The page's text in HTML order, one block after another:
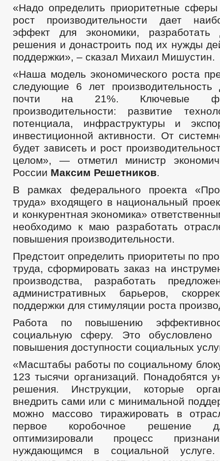
«Надо определить приоритетные
рост производительности дает
эффект для экономики,
решения и донастроить под их нужды
поддержки», – сказал Михаил Мишустин.
«Наша модель экономического роста
следующие 6 лет производительность
почти на 21%. Ключевые
производительности: развитие
потенциала, инфраструктуры и
инвестиционной активности. От
будет зависеть и рост
целом», — отметил министр
России Максим Решетников.
В рамках федерального проекта
труда» входящего в национальный
и конкурентная экономика»
необходимо к маю разработать
повышения производительности.
Предстоит определить приоритеты по
труда, сформировать заказ на
производства, разработать
административных барьеров,
поддержки для стимуляции роста
Работа по повышению
социальную сферу. Это обусловлено
повышения доступности социальных
«Масштабы работы по социальному
123 тысячи организаций. Понадобятся
решения. Инструкции, которые
внедрить сами или с минимальной
можно массово тиражировать в
первое коробочное решение
оптимизировали процесс
нуждающимся в социальной услуге.